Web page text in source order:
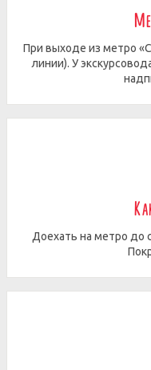
При выходе из метро
линии). У
Доехать на метро до